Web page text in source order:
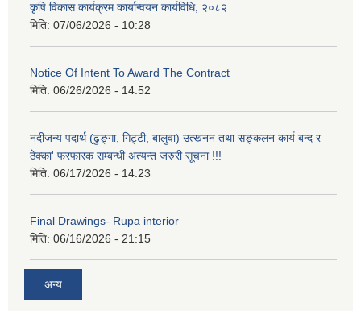
कृषि विकास कार्यक्रम कार्यान्वयन कार्यविधि, २०८२
मिति: 07/06/2026 - 10:28
Notice Of Intent To Award The Contract
मिति: 06/26/2026 - 14:52
नदीजन्य पदार्थ (ढुङ्गा, गिट्टी, बालुवा) उत्खनन तथा सङ्कलन कार्य बन्द र
ठेक्का' फरफारक सम्बन्धी अत्यन्त जरुरी सूचना !!!
मिति: 06/17/2026 - 14:23
Final Drawings- Rupa interior
मिति: 06/16/2026 - 21:15
अन्य